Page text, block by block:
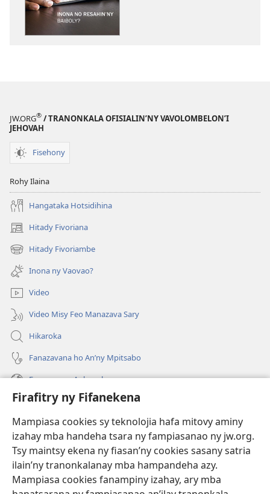
Firafitry ny Fifanekena
Mampiasa cookies sy teknolojia hafa mitovy aminy
izahay mba handeha tsara ny fampiasanao ny jw.org.
Tsy maintsy ekena ny fiasan’ny cookies sasany satria
ilain’ny tranonkalanay mba hampandeha azy.
Mampiasa cookies fanampiny izahay, ary mba
JW.ORG® / TRANONKALA OFISIALIN’NY VAVOLOMBELON’I
JEHOVAH
Fisehony
Rohy Ilaina
Hangataka Hotsidihina
Hitady Fivoriana
(manokatra
rohy) Hitady Fivoriambe
(manokatra
rohy) Inona ny Vaovao?
Video
Video Misy Feo Manazava Sary
Hikaroka
Fanazavana ho An’ny Mpitsabo
Fanazavana Ankapobeny
Fanampiana
Fanomezana
(manokatra
rohy)
FITEHIRIZAM-BOKIN’NY Vavolombelon’i Jehovah
(manokatra
rohy)